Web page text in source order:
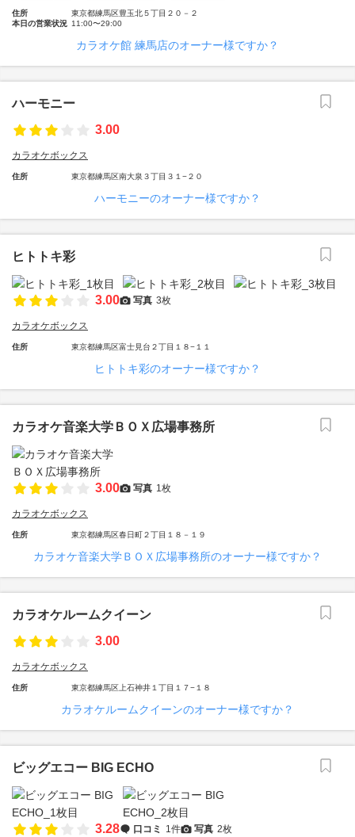
住所
東京都練馬区豊玉北５丁目２０－２
本日の営業状況 11:00〜29:00
カラオケ館 練馬店のオーナー様ですか？
ハーモニー
3.00
カラオケボックス
住所 東京都練馬区南大泉３丁目３１−２０
ハーモニーのオーナー様ですか？
ヒトトキ彩
3.00 写真 3枚
カラオケボックス
住所 東京都練馬区富士見台２丁目１８−１１
ヒトトキ彩のオーナー様ですか？
カラオケ音楽大学ＢＯＸ広場事務所
3.00 写真 1枚
カラオケボックス
住所 東京都練馬区春日町２丁目１８－１９
カラオケ音楽大学ＢＯＸ広場事務所のオーナー様ですか？
カラオケルームクイーン
3.00
カラオケボックス
住所 東京都練馬区上石神井１丁目１７−１８
カラオケルームクイーンのオーナー様ですか？
ビッグエコー BIG ECHO
3.28 口コミ 1件 写真 2枚